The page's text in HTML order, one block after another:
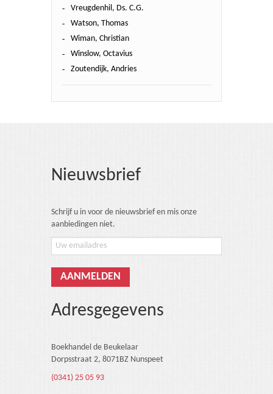
Vreugdenhil, Ds. C.G.
Watson, Thomas
Wiman, Christian
Winslow, Octavius
Zoutendijk, Andries
Nieuwsbrief
Schrijf u in voor de nieuwsbrief en mis onze
aanbiedingen niet.
Adresgegevens
Boekhandel de Beukelaar
Dorpsstraat 2, 8071BZ Nunspeet
(0341) 25 05 93